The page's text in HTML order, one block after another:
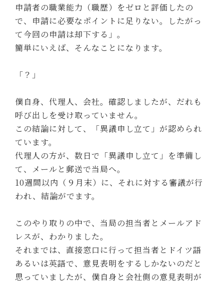
申請者の職業能力（職歴）をゼロと評価したの
で、申請に必要なポイントに足りない。したがっ
て今回の申請は却下する」。
簡単にいえば、そんなことになります。
「？」
僕自身、代理人、会社。確認しましたが、だれも
呼び出しを受け取っていません。
この結論に対して、「異議申し立て」が認められ
ています。
代理人の方が、数日で「異議申し立て」を準備し
て、メールと郵送で当局へ。
10週間以内（９月末）に、それに対する審議が行
われ、結論がでます。
このやり取りの中で、当局の担当者とメールアド
レスが、わかりました。
それまでは、直接窓口に行って担当者とドイツ語
あるいは英語で、意見表明をするしかないのだと
思っていましたが、僕自身と会社側の意見表明が